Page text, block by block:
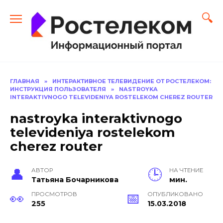
содержанию
ГЛАВНАЯ »
ИНТЕРАКТИВНОЕ ТЕЛЕВИДЕНИЕ ОТ РОСТЕЛЕКОМ:
ИНСТРУКЦИЯ ПОЛЬЗОВАТЕЛЯ
»
NASTROYKA
INTERAKTIVNOGO TELEVIDENIYA ROSTELEKOM CHEREZ ROUTER
nastroyka interaktivnogo
televideniya rostelekom
cherez router
АВТОР
Тать­яна Бо­чар­ни­кова
НА ЧТЕНИЕ
мин.
ПРОСМОТРОВ
255
ОПУБЛИКОВАНО
15.03.2018